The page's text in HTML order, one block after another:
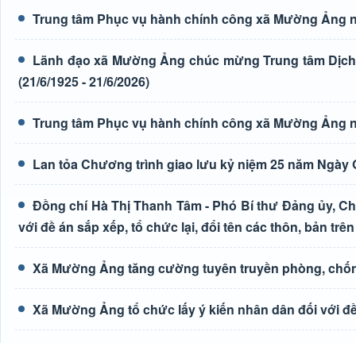
Trung tâm Phục vụ hành chính công xã Mường Ảng
Lãnh đạo xã Mường Ảng chúc mừng Trung tâm
(21/6/1925 - 21/6/2026)
Trung tâm Phục vụ hành chính công xã Mường Ảng
Lan tỏa Chương trình giao lưu kỷ niệm 25 năm Ngày
Đồng chí Hà Thị Thanh Tâm - Phó Bí thư Đảng ủy,
với đề án sắp xếp, tổ chức lại, đổi tên các thôn, bản
Xã Mường Ảng tăng cường tuyên truyền phòng,
Xã Mường Ảng tổ chức lấy ý kiến nhân dân đối với